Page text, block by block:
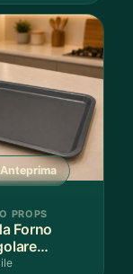
Anteprima
PROPS
Forno